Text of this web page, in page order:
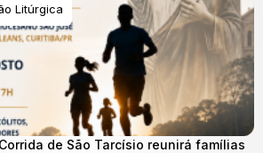
Litúrgica
de São Tarcísio reunirá famílias